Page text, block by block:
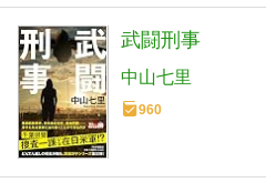
武闘刑事
中山七里
960